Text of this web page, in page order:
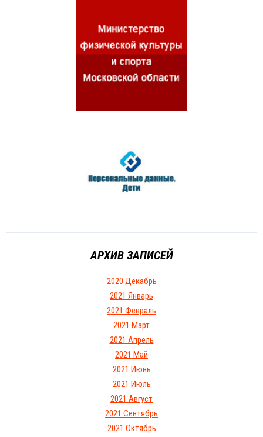
АРХИВ ЗАПИСЕЙ
2020 Декабрь
2021 Январь
2021 Февраль
2021 Март
2021 Апрель
2021 Май
2021 Июнь
2021 Июль
2021 Август
2021 Сентябрь
2021 Октябрь